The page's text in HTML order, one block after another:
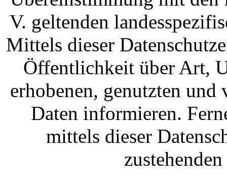
V. geltenden
Mittels dieser
Öffentlichkeit über Art,
erhobenen, genutzten und
Daten informieren.
mittels dieser